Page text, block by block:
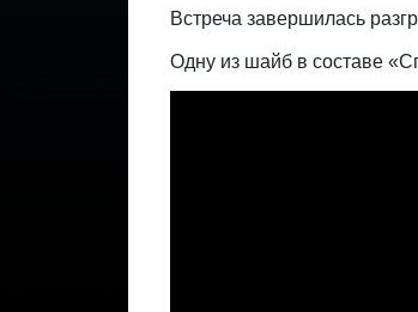
Встреча завершилась
Одну из шайб в составе